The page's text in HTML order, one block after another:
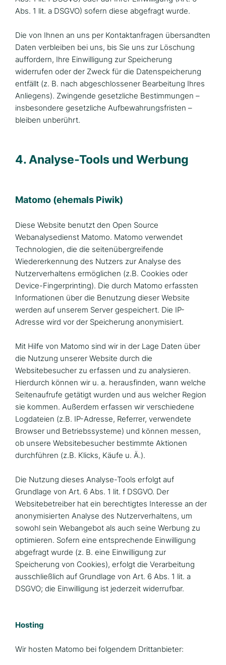
Abs. 1 lit. a DSGVO) sofern diese abgefragt wurde.
Die von Ihnen an uns per Kontaktanfragen übersandten
Daten verbleiben bei uns, bis Sie uns zur Löschung
auffordern, Ihre Einwilligung zur Speicherung
widerrufen oder der Zweck für die Datenspeicherung
entfällt (z. B. nach abgeschlossener Bearbeitung Ihres
Anliegens). Zwingende gesetzliche Bestimmungen –
insbesondere gesetzliche Aufbewahrungsfristen –
bleiben unberührt.
4. Analyse-Tools und Werbung
Matomo (ehemals Piwik)
Diese Website benutzt den Open Source
Webanalysedienst Matomo. Matomo verwendet
Technologien, die die seitenübergreifende
Wiedererkennung des Nutzers zur Analyse des
Nutzerverhaltens ermöglichen (z.B. Cookies oder
Device-Fingerprinting). Die durch Matomo erfassten
Informationen über die Benutzung dieser Website
werden auf unserem Server gespeichert. Die IP-
Adresse wird vor der Speicherung anonymisiert.
Mit Hilfe von Matomo sind wir in der Lage Daten über
die Nutzung unserer Website durch die
Websitebesucher zu erfassen und zu analysieren.
Hierdurch können wir u. a. herausfinden, wann welche
Seitenaufrufe getätigt wurden und aus welcher Region
sie kommen. Außerdem erfassen wir verschiedene
Logdateien (z.B. IP-Adresse, Referrer, verwendete
Browser und Betriebssysteme) und können messen,
ob unsere Websitebesucher bestimmte Aktionen
durchführen (z.B. Klicks, Käufe u. Ä.).
Die Nutzung dieses Analyse-Tools erfolgt auf
Grundlage von Art. 6 Abs. 1 lit. f DSGVO. Der
Websitebetreiber hat ein berechtigtes Interesse an der
anonymisierten Analyse des Nutzerverhaltens, um
sowohl sein Webangebot als auch seine Werbung zu
optimieren. Sofern eine entsprechende Einwilligung
abgefragt wurde (z. B. eine Einwilligung zur
Speicherung von Cookies), erfolgt die Verarbeitung
ausschließlich auf Grundlage von Art. 6 Abs. 1 lit. a
DSGVO; die Einwilligung ist jederzeit widerrufbar.
Hosting
Wir hosten Matomo bei folgendem Drittanbieter: